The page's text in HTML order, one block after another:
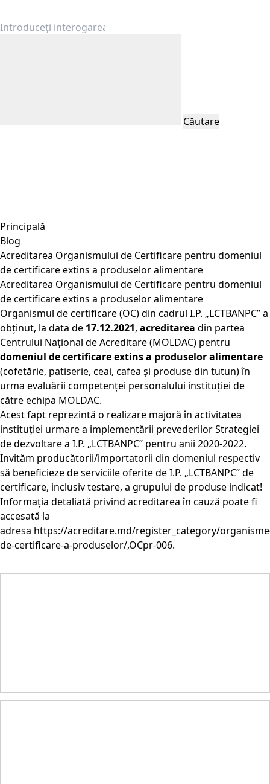
Căutare
Principală
Blog
Acreditarea Organismului de Certificare pentru domeniul
de certificare extins a produselor alimentare
Acreditarea Organismului de Certificare pentru domeniul
de certificare extins a produselor alimentare
Organismul de certificare (OC) din cadrul I.P. „LCTBANPC” a
obținut, la data de 17.12.2021, acreditarea din partea
Centrului Național de Acreditare (MOLDAC) pentru
domeniul de certificare extins a produselor alimentare
(cofetărie, patiserie, ceai, cafea și produse din tutun) în
urma evaluării competenței personalului instituției de
către echipa MOLDAC.
Acest fapt reprezintă o realizare majoră în activitatea
instituției urmare a implementării prevederilor Strategiei
de dezvoltare a I.P. „LCTBANPC” pentru anii 2020-2022.
Invităm producătorii/importatorii din domeniul respectiv
să beneficieze de serviciile oferite de I.P. „LCTBANPC” de
certificare, inclusiv testare, a grupului de produse indicat!
Informația detaliată privind acreditarea în cauză poate fi
accesată la
adresa https://acreditare.md/register_category/
de-certificare-a-produselor/,OCpr-006.